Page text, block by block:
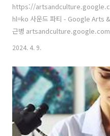
https://
hl=ko 사운드 파티 - Google Arts
근병 artsandculture.google.com
가는 30대였던 80년대 후반부터 당
고 92년 카셀도큐멘타에 참여하며
는 것을 알렸던 작가다. 특히 5년마
한국 작가로서는 처음으로 참여하
후 20년 동안 한국 작가가 참여하
게 된 것만 봐..
2024. 4. 9.